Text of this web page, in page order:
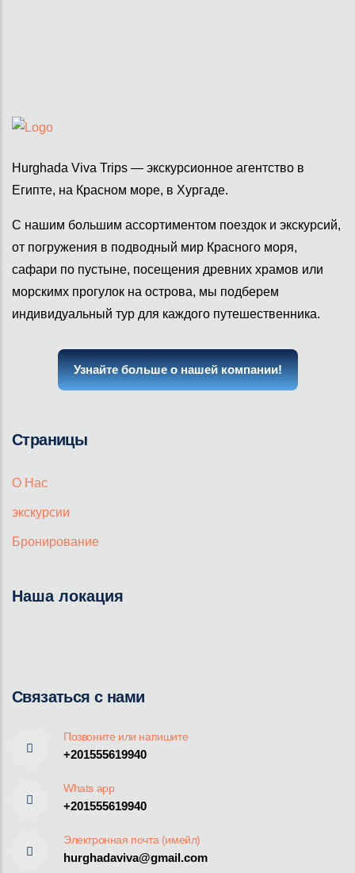
Hurghada Viva Trips — экскурсионное агентство в
Египте, на Красном море, в Хургаде.
С нашим большим ассортиментом поездок и экскурсий,
от погружения в подводный мир Красного моря,
сафари по пустыне, посещения древних храмов или
морскимх прогулок на острова, мы подберем
индивидуальный тур для каждого путешественника.
Узнайте больше о нашей компании!
Страницы
О Нас
экскурсии
Бронирование
Наша локация
Связаться с нами
Позвоните или напишите
+201555619940
Whats app
+201555619940
Электронная почта (имейл)
hurghadaviva@gmail.com